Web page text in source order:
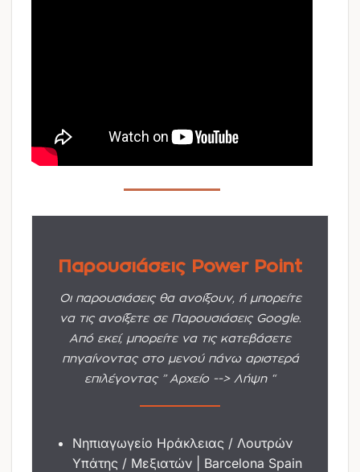
Παρουσιάσεις Power Point
Οι παρουσιάσεις θα ανοίξουν, ή μπορείτε
να τις ανοίξετε σε Παρουσιάσεις Google.
Από εκεί, μπορείτε να τις κατεβάσετε
πηγαίνοντας στο μενού πάνω αριστερά
επιλέγοντας ” Αρχείο --> Λήψη “
Νηπιαγωγείο Ηράκλειας / Λουτρών
Υπάτης / Μεξιατών | Barcelona Spain